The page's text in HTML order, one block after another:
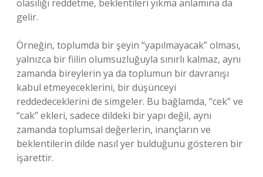
olasılığı reddetme, beklentileri yıkma anlamına da
gelir.
Örneğin, toplumda bir şeyin “yapılmayacak” olması,
yalnızca bir fiilin olumsuzluğuyla sınırlı kalmaz, aynı
zamanda bireylerin ya da toplumun bir davranışı
kabul etmeyeceklerini, bir düşünceyi
reddedeceklerini de simgeler. Bu bağlamda, “cek” ve
“cak” ekleri, sadece dildeki bir yapı değil, aynı
zamanda toplumsal değerlerin, inançların ve
beklentilerin dilde nasıl yer bulduğunu gösteren bir
işarettir.